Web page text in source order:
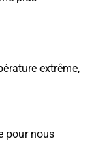
extrême,
pour nous